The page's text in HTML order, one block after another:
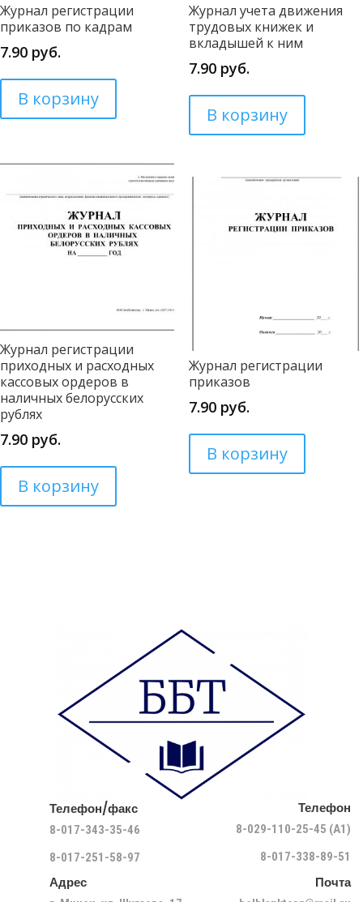
Журнал регистрации
приказов по кадрам
7.90 руб.
В корзину
Журнал учета движения
трудовых книжек и
вкладышей к ним
7.90руб.
В корзину
Журнал регистрации
приходных и расходных
кассовых ордеров в
наличных белорусских
рублях
7.90 руб.
В корзину
Журнал регистрации
приказов
7.90руб.
В корзину
Телефон
8-029-110-25-45 (A1)
8-017-338-89-51
Телефон/факс
8-017-343-35-46
8-017-251-58-97
Почта
Адрес